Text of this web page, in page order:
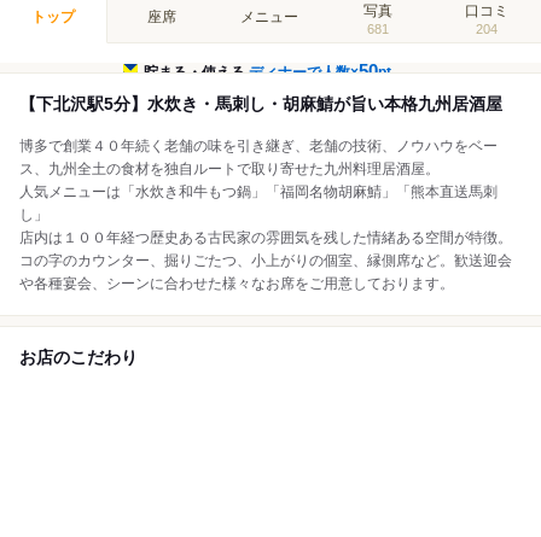
トップ 座席 メニュー 写真
681
口コミ
204
貯まる・使えるディナーで人数×50pt
【下北沢駅5分】水炊き・馬刺し・胡麻鯖が旨い本格九州居酒屋
博多で創業４０年続く老舗の味を引き継ぎ、老舗の技術、ノウハウをベー
ス、九州全土の食材を独自ルートで取り寄せた九州料理居酒屋。
人気メニューは「水炊き和牛もつ鍋」「福岡名物胡麻鯖」「熊本直送馬刺
し」
店内は１００年経つ歴史ある古民家の雰囲気を残した情緒ある空間が特徴。
コの字のカウンター、掘りごたつ、小上がりの個室、縁側席など。歓送迎会
や各種宴会、シーンに合わせた様々なお席をご用意しております。
お店のこだわり